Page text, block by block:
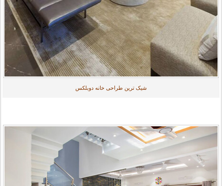
شیک ترین طراحی خانه دوبلکس